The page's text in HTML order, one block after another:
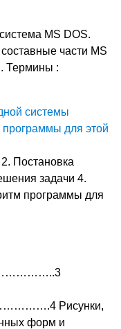
MS DOS.
части MS
Термины :
системы
программы для этой
Постановка
задачи 4.
программы для
Рисунки,
форм и